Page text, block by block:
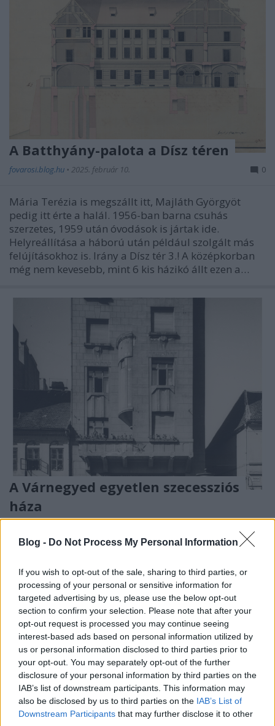
Blog - Do Not Process My Personal Information
If you wish to opt-out of the sale, sharing to third parties, or
processing of your personal or sensitive information for
targeted advertising by us, please use the below opt-out
section to confirm your selection. Please note that after your
opt-out request is processed you may continue seeing
interest-based ads based on personal information utilized by
us or personal information disclosed to third parties prior to
your opt-out. You may separately opt-out of the further
disclosure of your personal information by third parties on the
IAB’s list of downstream participants. This information may
also be disclosed by us to third parties on the IAB’s List of
Downstream Participants that may further disclose it to other
A Batthyány-palota a Dísz téren
fovarosi.blog.hu • 2025. február 10. 0
Mária Terézia is megszállt itt, Majláth Györgyöt
pedig itt érte a halál. 1956-ban barna csuhás
szerzetes, 1959 után óvodások is jártak ide.
Helyreállítása a háború után például szolgált más
felújításokhoz is. Irány a Dísz tér 3.! A középkorban
még nem kevesebb, mint 6 kis házikó állt ezen a…
A Várnegyed egyetlen szecessziós
háza
kirívóbb volt a Hajadon utca 2. alatti lakóház, az
egykori Radulescu-bérház. A Hajadon utca 2.
újkorában (kép: FSZEK Budapest Gyűjtemény)